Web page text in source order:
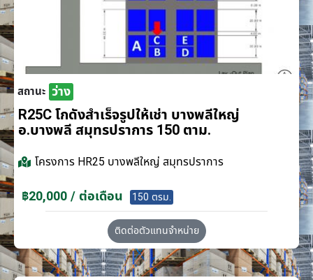
สถานะ ว่าง
R25C โกดังสำเร็จรูปให้เช่า บางพลีใหญ่
อ.บางพลี สมุทรปราการ 150 ตาม.
โครงการ HR25 บางพลีใหญ่ สมุทรปราการ
฿20,000 / ต่อเดือน 150 ตรม.
ติดต่อตัวแทนจำหน่าย